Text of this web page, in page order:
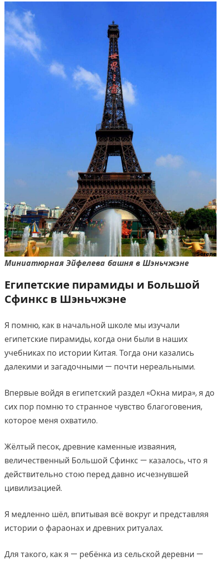
Миниатюрная Эйфелева башня в Шэньчжэне
Египетские пирамиды и Большой
Сфинкс в Шэньчжэне
Я помню, как в начальной школе мы изучали
египетские пирамиды, когда они были в наших
учебниках по истории Китая. Тогда они казались
далекими и загадочными — почти нереальными.
Впервые войдя в египетский раздел «Окна мира», я до
сих пор помню то странное чувство благоговения,
которое меня охватило.
Жёлтый песок, древние каменные изваяния,
величественный Большой Сфинкс — казалось, что я
действительно стою перед давно исчезнувшей
цивилизацией.
Я медленно шёл, впитывая всё вокруг и представляя
истории о фараонах и древних ритуалах.
Для такого, как я — ребёнка из сельской деревни —